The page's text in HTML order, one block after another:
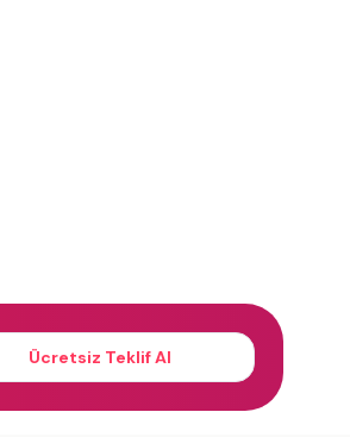
Ücretsiz Teklif Al